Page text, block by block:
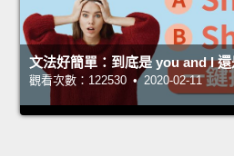
文法好簡單：到底是 you and I
觀看次數：122530 • 2020-02-11